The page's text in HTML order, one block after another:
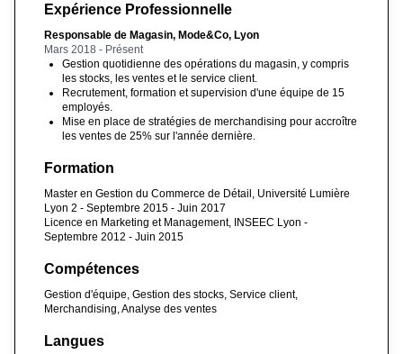
Expérience Professionnelle
Responsable de Magasin, Mode&Co, Lyon
Mars 2018 - Présent
Gestion quotidienne des opérations du magasin, y compris
les stocks, les ventes et le service client.
Recrutement, formation et supervision d'une équipe de 15
employés.
Mise en place de stratégies de merchandising pour accroître
les ventes de 25% sur l'année dernière.
Formation
Master en Gestion du Commerce de Détail, Université Lumière
Lyon 2 - Septembre 2015 - Juin 2017
Licence en Marketing et Management, INSEEC Lyon -
Septembre 2012 - Juin 2015
Compétences
Gestion d'équipe, Gestion des stocks, Service client,
Merchandising, Analyse des ventes
Langues